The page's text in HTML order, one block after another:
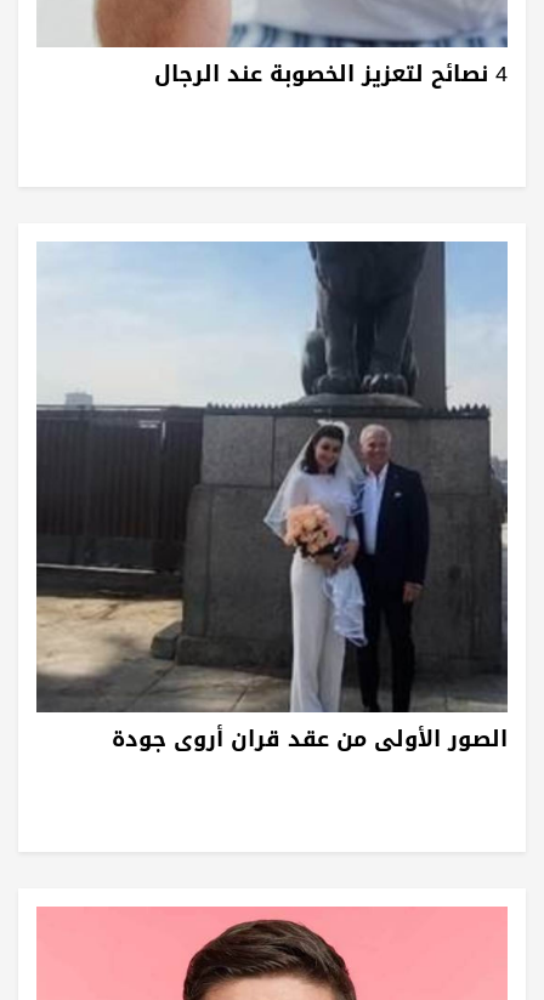
4 نصائح لتعزيز الخصوبة عند الرجال
الصور الأولى من عقد قران أروى جودة